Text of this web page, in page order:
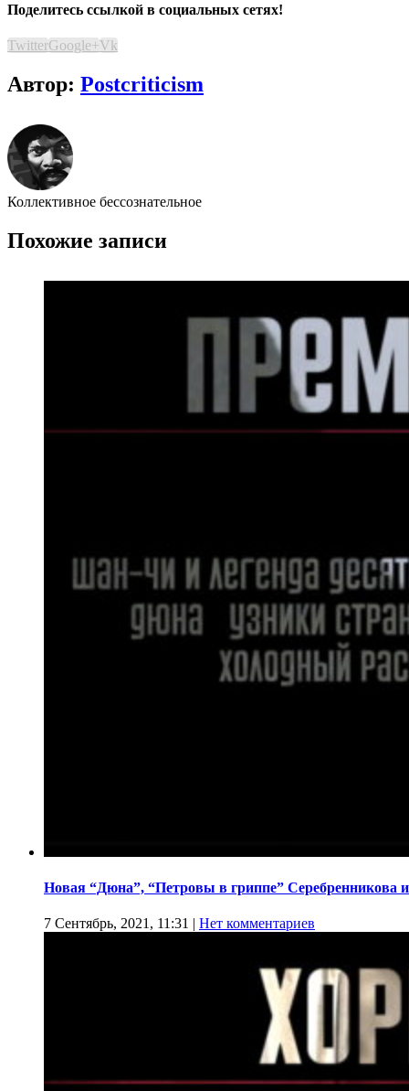
Поделитесь ссылкой в социальных сетях!
TwitterGoogle+Vk
Автор: Postcriticism
Коллективное бессознательное
Похожие записи
Новая “Дюна”, “Петровы в гриппе” Серебренникова
7 Сентябрь, 2021, 11:31 | Нет комментариев